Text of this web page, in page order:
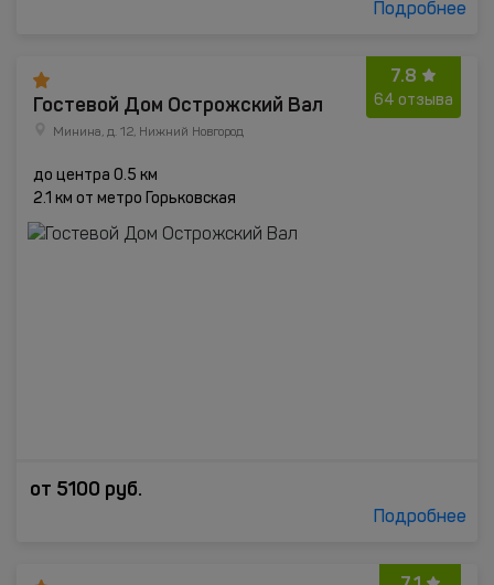
Подробнее
7.8
64 отзыва
Гостевой Дом Острожский Вал
Минина, д. 12, Нижний Новгород
до центра 0.5 км
2.1 км от метро Горьковская
от 5100 руб.
Подробнее